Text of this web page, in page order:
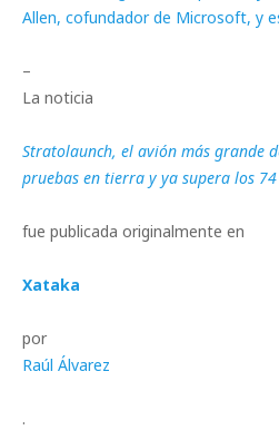
Allen, cofundador de Microsoft, y
–
La noticia
Stratolaunch, el avión más grande
pruebas en tierra y ya supera los
fue publicada originalmente en
Xataka
por
Raúl Álvarez
.